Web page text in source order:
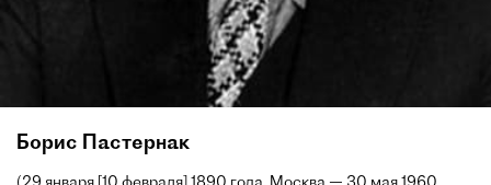
Борис Пастернак